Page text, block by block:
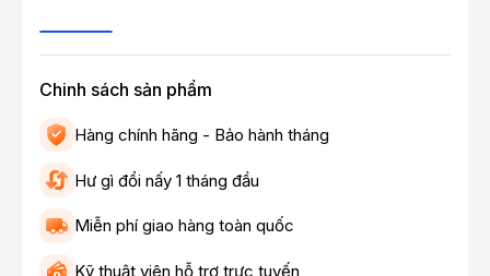
Chinh sách sản phẩm
Hàng chính hãng - Bảo hành tháng
Hư gì đổi nấy 1 tháng đầu
Miễn phí giao hàng toàn quốc
Kỹ thuật viên hỗ trợ trực tuyến